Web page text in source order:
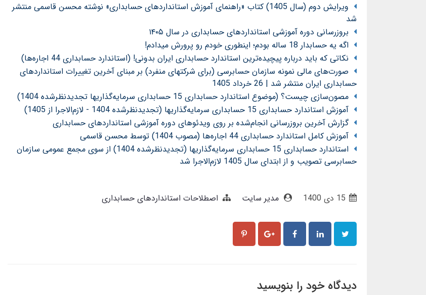
ویرایش دوم (سال 1405) کتاب «راهنمای آموزش استانداردهای حسابداری» نوشته محسن قاسمی منتشر
شد
بروزرسانی دوره آموزشی استانداردهای حسابداری در سال ۱۴۰۵
اگه یه حسابدار 18 ساله بودم؛ اینطوری خودم رو پرورش میدادم!
نکاتی که باید درباره پیچیده‌ترین استاندارد حسابداری ایران بدونی! (استاندارد حسابداری 44 اجاره‌ها)
صورت‌های مالی نمونه سازمان حسابرسی (برای شرکتهای منفرد) بر مبنای آخرین تغییرات استانداردهای
حسابداری ایران منتشر شد | 26 خرداد 1405
مصون‌سازی چیست؟ (موضوع استاندارد حسابداری 15 حسابداری سرمایه‌گذاریها تجدیدنظرشده 1404)
آموزش استاندارد حسابداری 15 حسابداری سرمایه‌گذاریها (تجدیدنظرشده 1404 - لازم‌الاجرا از 1405)
گزارش آخرین بروزرسانی انجام‌شده بر روی ویدئوهای دوره آموزشی استانداردهای حسابداری
آموزش کامل استاندارد حسابداری 44 اجاره‌ها (مصوب 1404) توسط محسن قاسمی
استاندارد حسابداری 15 حسابداری سرمایه‌گذاریها (تجدیدنظرشده 1404) از سوی مجمع عمومی سازمان
حسابرسی تصویب و از ابتدای سال 1405 لازم‌الاجرا شد
مدیر سایت اصطلاحات استانداردهای حسابداری
دیدگاه خود را بنویسید